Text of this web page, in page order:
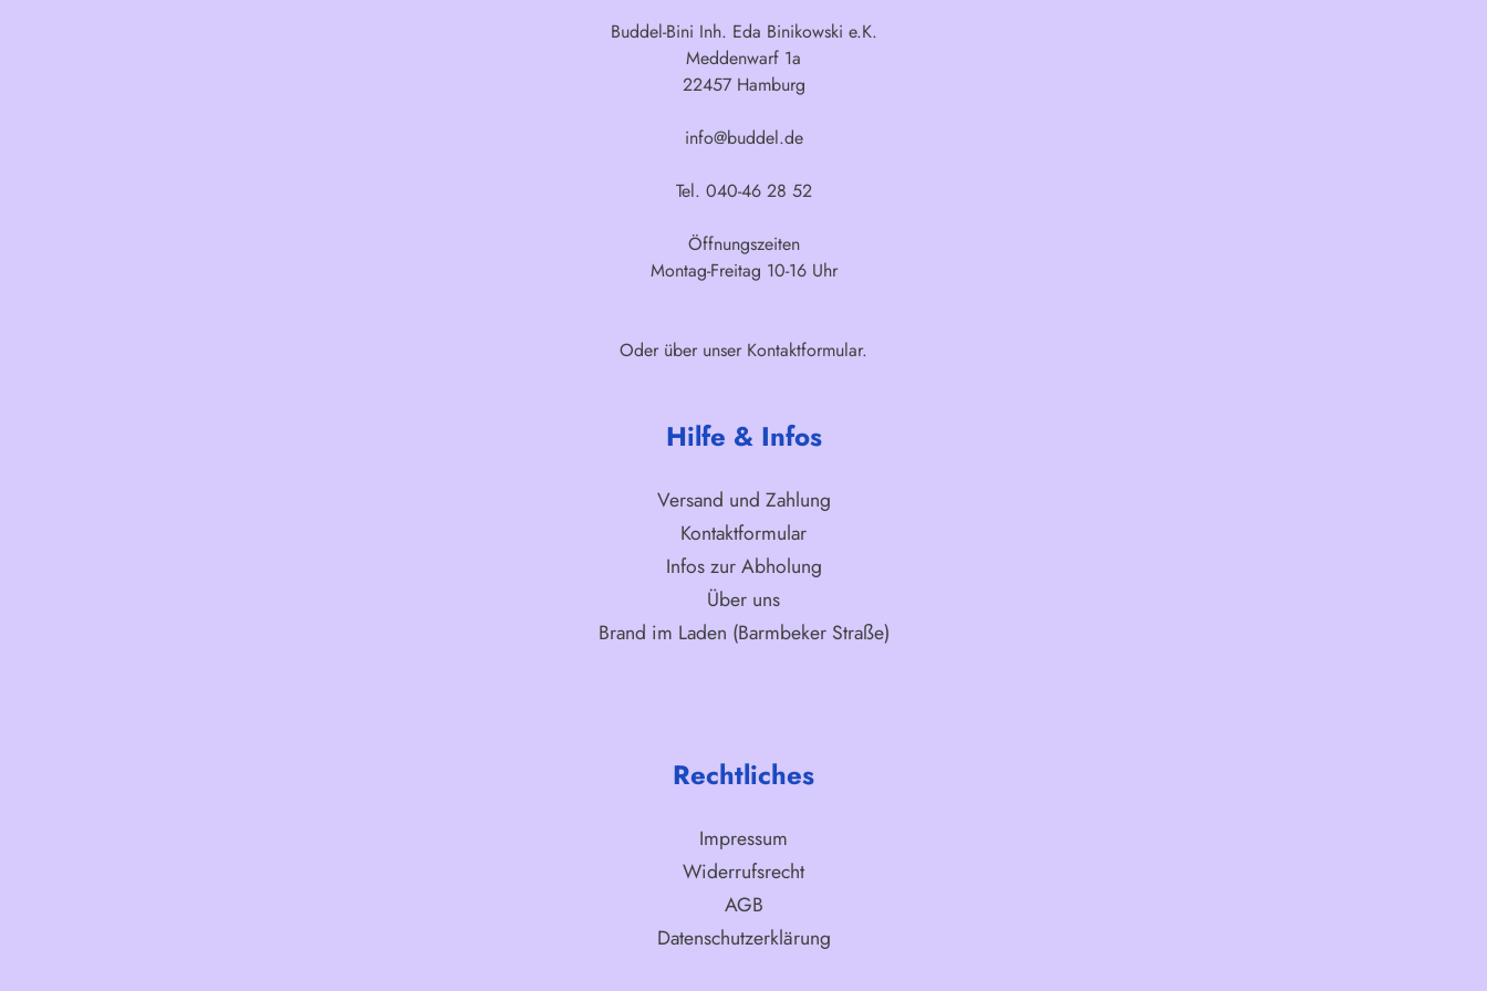
Buddel-Bini Inh. Eda Binikowski e.K.
Meddenwarf 1a
22457 Hamburg
info@buddel.de
Tel. 040-46 28 52
Öffnungszeiten
Montag-Freitag 10-16 Uhr
Oder über unser Kontaktformular.
Hilfe & Infos
Versand und Zahlung
Kontaktformular
Infos zur Abholung
Über uns
Brand im Laden (Barmbeker Straße)
Rechtliches
Impressum
Widerrufsrecht
AGB
Datenschutzerklärung